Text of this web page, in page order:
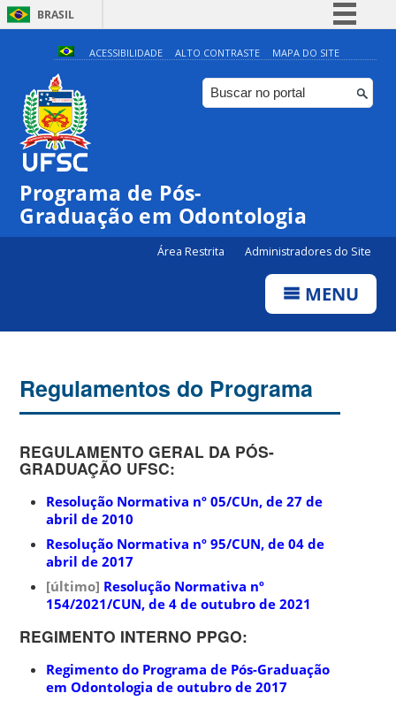
BRASIL
Simplifique!
Comunica BR
Participe
ACESSIBILIDADE ALTO CONTRASTE MAPA DO SITE
Programa de Pós-
Graduação em Odontologia
Área Restrita Administradores do Site
MENU
Regulamentos do Programa
REGULAMENTO GERAL DA PÓS-
GRADUAÇÃO UFSC:
Resolução Normativa nº 05/CUn, de 27 de
abril de 2010
Resolução Normativa nº 95/CUN, de 04 de
abril de 2017
[último] Resolução Normativa nº
154/2021/CUN, de 4 de outubro de 2021
REGIMENTO INTERNO PPGO:
Regimento do Programa de Pós-Graduação
em Odontologia de outubro de 2017